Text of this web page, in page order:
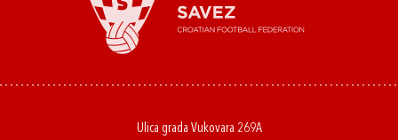
Ulica grada Vukovara 269A